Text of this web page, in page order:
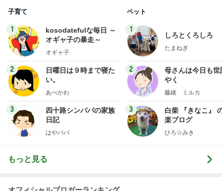
子育て
1
kosodatefulな毎日 ～
オギャ子の暴走～
オギャ子
2
日曜日は９時まで寝た
い。
あべかわ
3
四十路シンパパの家族
日記
はやパパ
ペット
1
しろとくろしろ
たまねぎ
2
母さんは今日も世
やく
藤緒 ミルカ
3
白柴 『きなこ』
楽ブログ
ひろ☆みき
もっと見る